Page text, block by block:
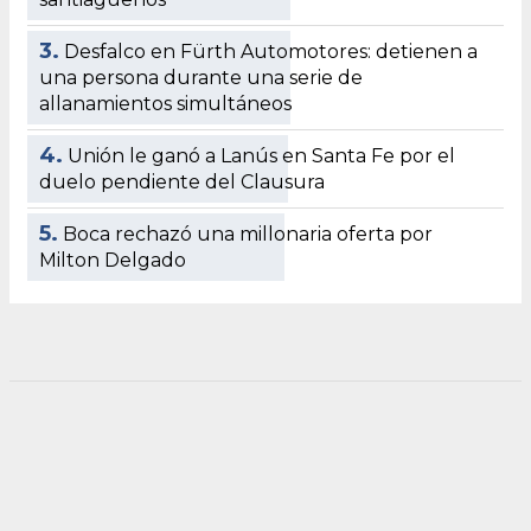
3. Desfalco en Fürth Automotores: detienen a
una persona durante una serie de
allanamientos simultáneos
4. Unión le ganó a Lanús en Santa Fe por el
duelo pendiente del Clausura
5. Boca rechazó una millonaria oferta por
Milton Delgado